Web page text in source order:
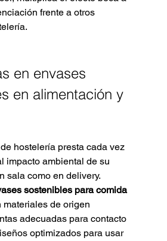
frente a otros
en envases
en alimentación y
hostelería presta cada vez
impacto ambiental de su
sala como en delivery.
sostenibles para comida
materiales de origen
adecuadas para contacto
optimizados para usar